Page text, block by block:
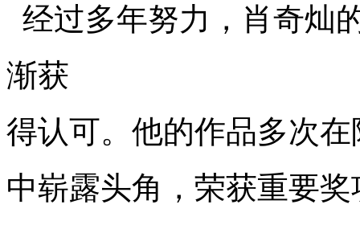
经过多年努力，肖奇灿
渐获
得认可。他的作品多次
中崭露头角，荣获重要